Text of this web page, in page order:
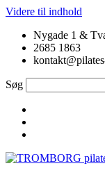
Videre til indhold
Nygade 1 &
2685 1863
Søg